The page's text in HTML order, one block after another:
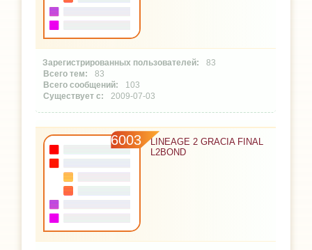
83
83
103
2009-07-03
6003
LINEAGE 2 GRACIA FINAL
L2BOND